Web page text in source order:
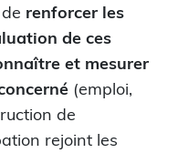
renforcer les
de ces
et mesurer
(emploi,
de
rejoint les